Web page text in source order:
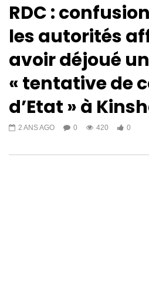
RDC :
les autorités
avoir déjoué
« tentative de
d’Etat » à
2 ANS AGO 0 420 0